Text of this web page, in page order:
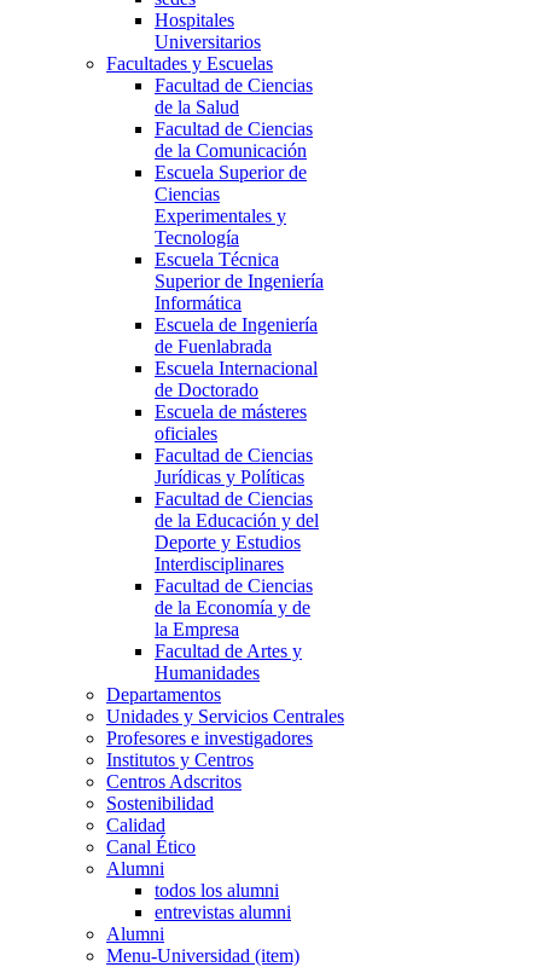
Hospitales
Universitarios
Facultades y Escuelas
Facultad de Ciencias
de la Salud
Facultad de Ciencias
de la Comunicación
Escuela Superior de
Ciencias
Experimentales y
Tecnología
Escuela Técnica
Superior de Ingeniería
Informática
Escuela de Ingeniería
de Fuenlabrada
Escuela Internacional
de Doctorado
Escuela de másteres
oficiales
Facultad de Ciencias
Jurídicas y Políticas
Facultad de Ciencias
de la Educación y del
Deporte y Estudios
Interdisciplinares
Facultad de Ciencias
de la Economía y de
la Empresa
Facultad de Artes y
Humanidades
Departamentos
Unidades y Servicios Centrales
Profesores e investigadores
Institutos y Centros
Centros Adscritos
Sostenibilidad
Calidad
Canal Ético
Alumni
todos los alumni
entrevistas alumni
Alumni
Menu-Universidad (item)